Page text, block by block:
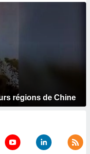
régions de Chine